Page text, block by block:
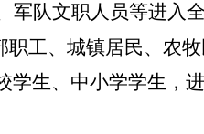
军队文职人员等进入
工、城镇居民、农
学生、中小学学生，